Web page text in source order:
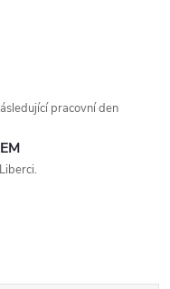
pracovní den